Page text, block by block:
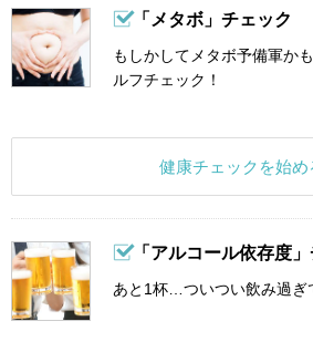
「メタボ」チェック
もしかしてメタボ予備軍か
ルフチェック！
健康チェックを始め
「アルコール依存度」
あと1杯…ついつい飲み過ぎ